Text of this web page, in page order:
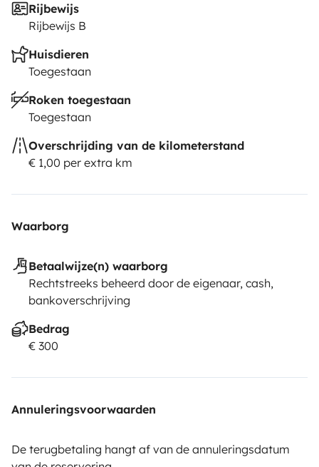
Rijbewijs
Rijbewijs B
Huisdieren
Toegestaan
Roken toegestaan
Toegestaan
Overschrijding van de kilometerstand
€ 1,00 per extra km
Waarborg
Betaalwijze(n) waarborg
Rechtstreeks beheerd door de eigenaar, cash,
bankoverschrijving
Bedrag
€ 300
Annuleringsvoorwaarden
De terugbetaling hangt af van de annuleringsdatum